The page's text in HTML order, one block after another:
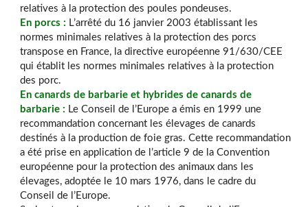
relatives à la protection des poules pondeuses.
En porcs : L’arrêté du 16 janvier 2003 établissant les
normes minimales relatives à la protection des porcs
transpose en France, la directive européenne 91/630/CEE
qui établit les normes minimales relatives à la protection
des porc.
En canards de barbarie et hybrides de canards de
barbarie : Le Conseil de l’Europe a émis en 1999 une
recommandation concernant les élevages de canards
destinés à la production de foie gras. Cette recommandation
a été prise en application de l’article 9 de la Convention
européenne pour la protection des animaux dans les
élevages, adoptée le 10 mars 1976, dans le cadre du
Conseil de l’Europe.